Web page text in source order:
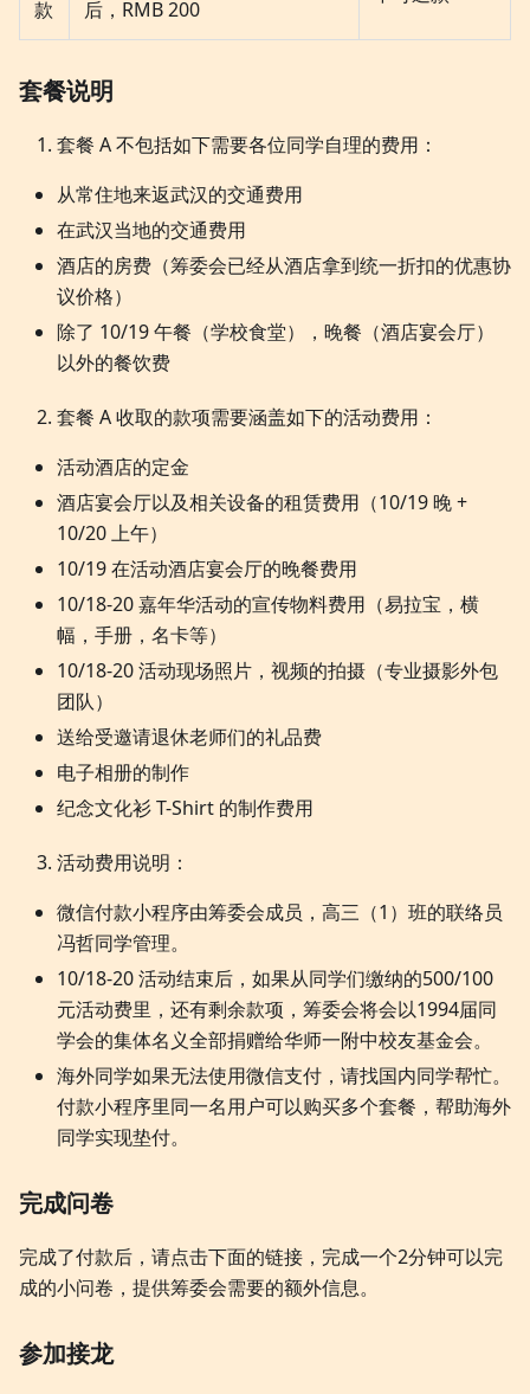
款 后，RMB 200
套餐说明
套餐 A 不包括如下需要各位同学自理的费用：
从常住地来返武汉的交通费用
在武汉当地的交通费用
酒店的房费（筹委会已经从酒店拿到统一折扣的优惠协
议价格）
除了 10/19 午餐（学校食堂），晚餐（酒店宴会厅）
以外的餐饮费
套餐 A 收取的款项需要涵盖如下的活动费用：
活动酒店的定金
酒店宴会厅以及相关设备的租赁费用（10/19 晚 +
10/20 上午）
10/19 在活动酒店宴会厅的晚餐费用
10/18-20 嘉年华活动的宣传物料费用（易拉宝，横
幅，手册，名卡等）
10/18-20 活动现场照片，视频的拍摄（专业摄影外包
团队）
送给受邀请退休老师们的礼品费
电子相册的制作
纪念文化衫 T-Shirt 的制作费用
活动费用说明：
微信付款小程序由筹委会成员，高三（1）班的联络员
冯哲同学管理。
10/18-20 活动结束后，如果从同学们缴纳的500/100
元活动费里，还有剩余款项，筹委会将会以1994届同
学会的集体名义全部捐赠给华师一附中校友基金会。
海外同学如果无法使用微信支付，请找国内同学帮忙。
付款小程序里同一名用户可以购买多个套餐，帮助海外
同学实现垫付。
完成问卷
完成了付款后，请点击下面的链接，完成一个2分钟可以完
成的小问卷，提供筹委会需要的额外信息。
参加接龙